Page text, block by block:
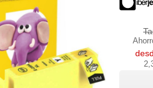
Compatible Epson
T3594 35XL T3584XL
Amarillo 1900 páginas